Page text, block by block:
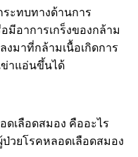
ะทบทางด้านการ
มีอาการเกร็งของกล้าม
งมาที่กล้ามเนื้อเกิดการ
ข่าแอ่นขึ้นได้
ดเลือดสมอง คืออะไร
วยโรคหลอดเลือดสมอง